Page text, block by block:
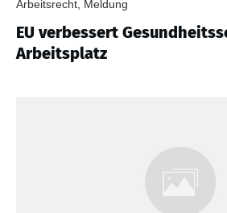
Arbeitsrecht, Meldung
EU verbessert
Arbeitsplatz